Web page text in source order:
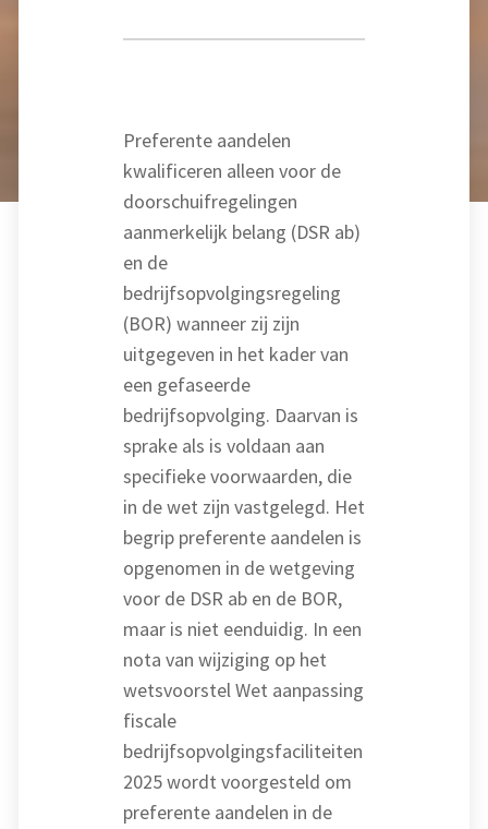
Preferente aandelen
kwalificeren alleen voor de
doorschuifregelingen
aanmerkelijk belang (DSR ab)
en de
bedrijfsopvolgingsregeling
(BOR) wanneer zij zijn
uitgegeven in het kader van
een gefaseerde
bedrijfsopvolging. Daarvan is
sprake als is voldaan aan
specifieke voorwaarden, die
in de wet zijn vastgelegd. Het
begrip preferente aandelen is
opgenomen in de wetgeving
voor de DSR ab en de BOR,
maar is niet eenduidig. In een
nota van wijziging op het
wetsvoorstel Wet aanpassing
fiscale
bedrijfsopvolgingsfaciliteiten
2025 wordt voorgesteld om
preferente aandelen in de